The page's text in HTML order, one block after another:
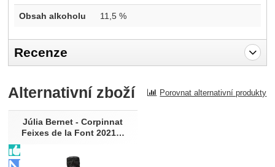
Obsah alkoholu 11,5 %
Recenze
Recenze
Nebyla přidána žádná recenze.
Alternativní zboží Porovnat alternativní produkty
Júlia Bernet - Corpinnat
Feixes de la Font 2021…